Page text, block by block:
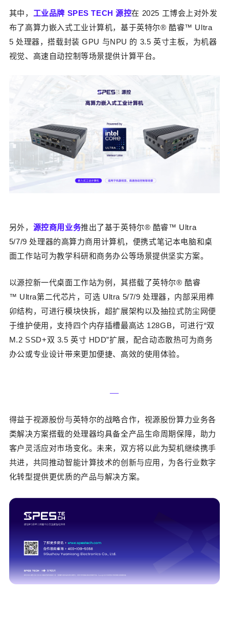
其中， 工业品牌 SPES TECH源控在 2025 工博会上对外发
布了高算力嵌入式工业计算机， 基于英特尔®酷睿™ Ultra
5 处理器，搭载封装GPU 与NPU 的 3.5 英寸主板，为机器
视觉、高速自动控制等场景提供计算平台。
另外， 源控商用业务推出了基于英特尔® 酷睿™ Ultra
5/7/9 处理器的高算力商用计算机，便携式笔记本电脑和桌
面工作站可为教学科研和商务办公等场景提供坚实方案。
以源控新一代桌面工作站为例 ，其搭载了英特尔®酷睿
™ Ultra第二代芯片，可选 Ultra 5/7/9 处理器，内部采用榫
卯结构 ，可进行模块快拆，超扩展架构以及抽拉式防尘网便
于维护使用，支持四个内存插槽最高达 128GB，可进行“双
M.2 SSD+双 3.5 英寸 HDD”扩展， 配合动态散热可为商务
办公或专业设计带来更加便捷、高效的使用体验。
—‍
得益于视源股份与英特尔的战略合作，视源股份算力业务各
类解决方案搭载的处理器均具备全产品生命周期保障，助力
客户灵活应对市场变化。未来，双方将以此为契机继续携手
共进，共同推动智能计算技术的创新与应用，为各行业数字
化转型提供更优质的产品与解决方案。